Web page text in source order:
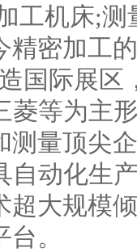
工机床;
精密加工
国际展区
菱等为主
量顶尖
自动化生
超大规模
。